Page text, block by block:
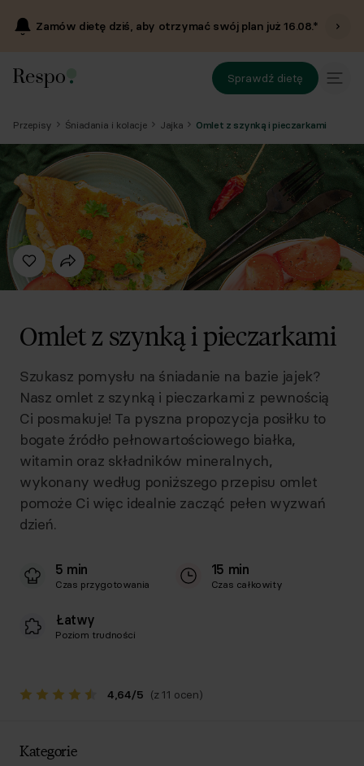
Zamów dietę dziś, aby otrzymać swój plan już16.08.*
Sprawdź dietę
Przepisy Śniadania i kolacje Jajka Omlet z szynką i pieczarkami
Omlet z szynką i pieczarkami
Szukasz pomysłu na śniadanie na bazie jajek?
Nasz omlet z szynką i pieczarkami z pewnością
Ci posmakuje! Ta pyszna propozycja posiłku to
bogate źródło pełnowartościowego białka,
witamin oraz składników mineralnych,
wykonany według poniższego przepisu omlet
pomoże Ci więc idealnie zacząć pełen wyzwań
dzień.
5 min
Czas przygotowania
15 min
Czas całkowity
Łatwy
Poziom trudności
4,64/5 (z 11 ocen)
Kategorie